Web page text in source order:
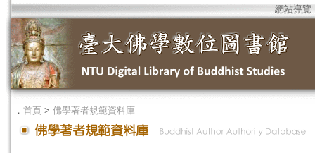
網站導覽
． 首頁 > 佛學著者規範資料庫